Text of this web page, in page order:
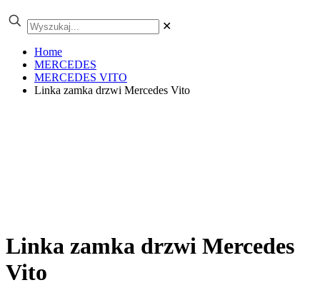
✕
Home
MERCEDES
MERCEDES VITO
Linka zamka drzwi Mercedes Vito
Linka zamka drzwi Mercedes
Vito